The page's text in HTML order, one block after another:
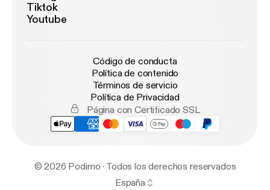
Tiktok
Youtube
Código de conducta
Política de contenido
Términos de servicio
Política de Privacidad
Página con Certificado SSL
© 2026 Podimo · Todos los derechos reservados
España